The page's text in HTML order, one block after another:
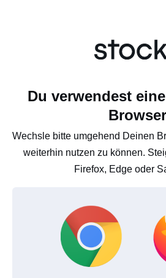
Du verwendest
Browser
Wechsle bitte umgehend Deinen
weiterhin nutzen zu können.
Firefox, Edge oder